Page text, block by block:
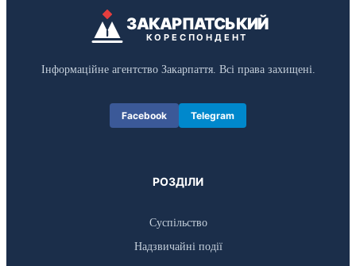
ЗАКАРПАТСЬКИЙ
КОРЕСПОНДЕНТ
Інформаційне агентство Закарпаття. Всі права захищені.
Facebook Telegram
РОЗДІЛИ
Суспільство
Надзвичайні події